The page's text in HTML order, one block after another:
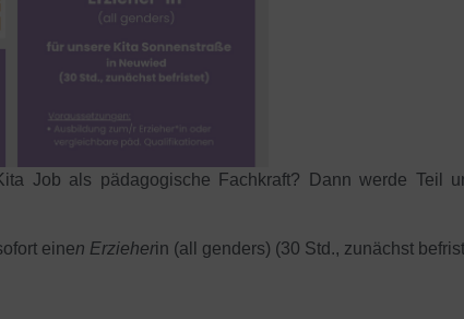
Job als pädagogische Fachkraft? Dann werde Teil
einen Erzieherin (all genders) (30 Std., zunächst